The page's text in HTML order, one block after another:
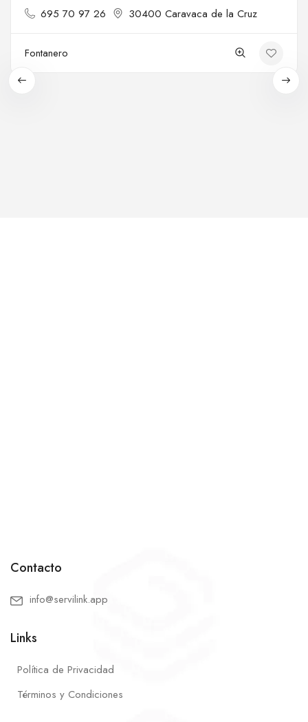
695 70 97 26 30400 Caravaca de la Cruz
Fontanero
Contacto
info@servilink.app
Links
Política de Privacidad
Términos y Condiciones